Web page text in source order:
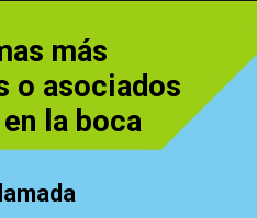
más
o asociados
la boca